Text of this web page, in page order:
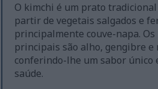
O kimchi é um prato
partir de vegetais salgados e
principalmente couve-napa.
principais são alho, gengibre e
conferindo-lhe um sabor único
saúde.